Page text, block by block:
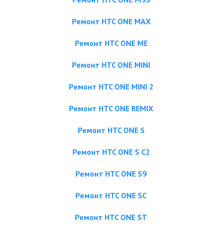
Ремонт HTC ONE MAX
Ремонт HTC ONE ME
Ремонт HTC ONE MINI
Ремонт HTC ONE MINI 2
Ремонт HTC ONE REMIX
Ремонт HTC ONE S
Ремонт HTC ONE S C2
Ремонт HTC ONE S9
Ремонт HTC ONE SC
Ремонт HTC ONE ST